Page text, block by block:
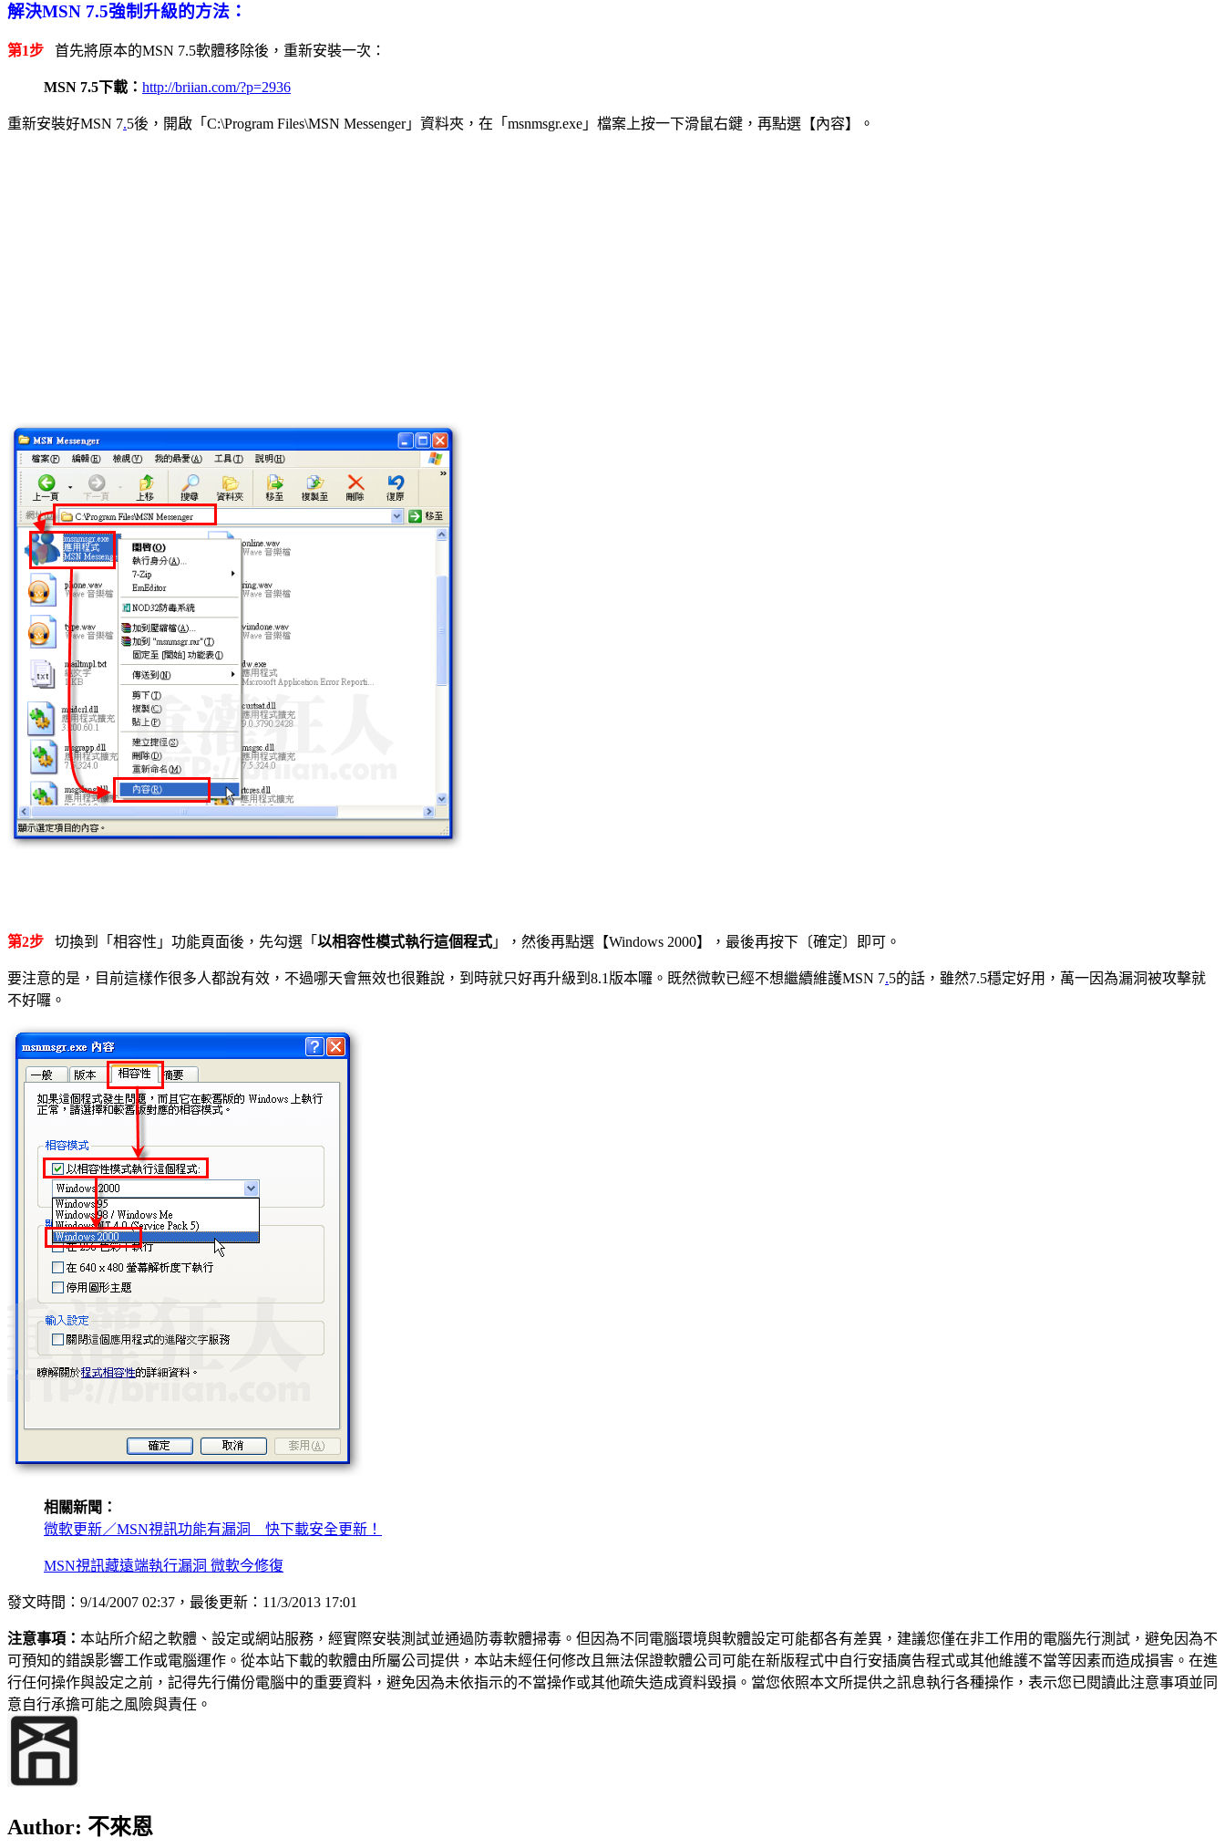
解決MSN 7.5強制升級的方法：
第1步 首先將原本的MSN 7.5軟體移除後，重新安裝一次：
MSN 7.5下載： http://briian.com/?p=2936
重新安裝好MSN 7.5後，開啟「C:\Program Files\MSN Messenger」資料夾，在「msnmsgr.exe」檔案上按一下滑鼠右鍵，再點選【內容】。
第2步 切換到「相容性」功能頁面後，先勾選「 以相容性模式執行這個程式 」，然後再點選【Windows 2000】，最後再按下〔確定〕即可。
要注意的是，目前這樣作很多人都說有效，不過哪天會無效也很難說，到時就只好再升級到8.1版本囉。既然微軟已經不想繼續維護MSN 7.5的話，雖然7.5穩定好用，萬一因為漏洞被攻擊就
不好囉。
相關新聞：
微軟更新／MSN視訊功能有漏洞 快下載安全更新！
MSN視訊藏遠端執行漏洞 微軟今修復
發文時間：9/14/2007 02:37，最後更新：11/3/2013 17:01
注意事項： 本站所介紹之軟體、設定或網站服務，經實際安裝測試並通過防毒軟體掃毒。但因為不同電腦環境與軟體設定可能都各有差異，建議您僅在非工作用的電腦先行測試，避免因為不
可預知的錯誤影響工作或電腦運作。從本站下載的軟體由所屬公司提供，本站未經任何修改且無法保證軟體公司可能在新版程式中自行安插廣告程式或其他維護不當等因素而造成損害。在進
行任何操作與設定之前，記得先行備份電腦中的重要資料，避免因為未依指示的不當操作或其他疏失造成資料毀損。當您依照本文所提供之訊息執行各種操作，表示您已閱讀此注意事項並同
意自行承擔可能之風險與責任。
Author: 不來恩